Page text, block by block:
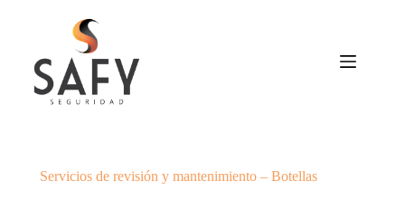
Servicios de revisión y mantenimiento – Botellas